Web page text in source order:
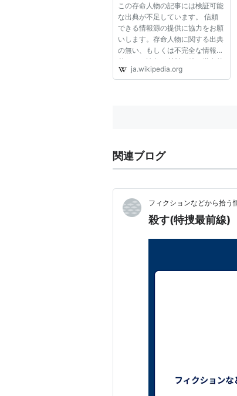
「街」
彼岸花
この存命人物の記事には検証可能
な出典が不足しています。 信頼
できる情報源の提供に協力をお願
いします。存命人物に関する出典
の無い、もしくは不完全な情報に
基づいた論争の材料、特に潜在的
に中傷・誹謗・名誉毀損あるいは
ja.wikipedia.org
関連ブログ
フィクションなどから拾う
殺す(特捜最前線)